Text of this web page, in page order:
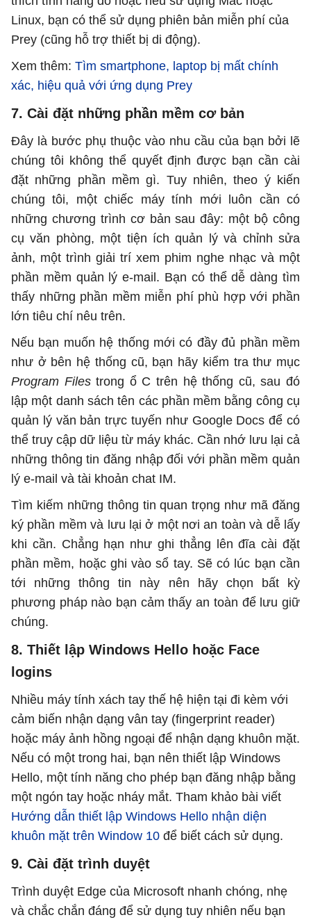
Linux, bạn có thể sử dụng phiên bản miễn phí của
Prey (cũng hỗ trợ thiết bị di động).
Xem thêm: Tìm smartphone, laptop bị mất chính
xác, hiệu quả với ứng dụng Prey
7. Cài đặt những phần mềm cơ bản
Đây là bước phụ thuộc vào nhu cầu của bạn bởi lẽ
chúng tôi không thể quyết định được bạn cần cài
đặt những phần mềm gì. Tuy nhiên, theo ý kiến
chúng tôi, một chiếc máy tính mới luôn cần có
những chương trình cơ bản sau đây: một bộ công
cụ văn phòng, một tiện ích quản lý và chỉnh sửa
ảnh, một trình giải trí xem phim nghe nhạc và một
phần mềm quản lý e-mail. Bạn có thể dễ dàng tìm
thấy những phần mềm miễn phí phù hợp với phần
lớn tiêu chí nêu trên.
Nếu bạn muốn hệ thống mới có đầy đủ phần mềm
như ở bên hệ thống cũ, bạn hãy kiểm tra thư mục
Program Filestrong ổ C trên hệ thống cũ, sau đó
lập một danh sách tên các phần mềm bằng công cụ
quản lý văn bản trực tuyến như Google Docs để có
thể truy cập dữ liệu từ máy khác. Cần nhớ lưu lại cả
những thông tin đăng nhập đối với phần mềm quản
lý e-mail và tài khoản chat IM.
Tìm kiếm những thông tin quan trọng như mã đăng
ký phần mềm và lưu lại ở một nơi an toàn và dễ lấy
khi cần. Chẳng hạn như ghi thẳng lên đĩa cài đặt
phần mềm, hoặc ghi vào sổ tay. Sẽ có lúc bạn cần
tới những thông tin này nên hãy chọn bất kỳ
phương pháp nào bạn cảm thấy an toàn để lưu giữ
chúng.
8. Thiết lập Windows Hello hoặc Face
logins
Nhiều máy tính xách tay thế hệ hiện tại đi kèm với
cảm biến nhận dạng vân tay (fingerprint reader)
hoặc máy ảnh hồng ngoại để nhận dạng khuôn mặt.
Nếu có một trong hai, bạn nên thiết lập Windows
Hello, một tính năng cho phép bạn đăng nhập bằng
một ngón tay hoặc nháy mắt. Tham khảo bài viết
Hướng dẫn thiết lập Windows Hello nhận diện
khuôn mặt trên Window 10 để biết cách sử dụng.
9. Cài đặt trình duyệt
Trình duyệt Edge của Microsoft nhanh chóng, nhẹ
và chắc chắn đáng để sử dụng tuy nhiên nếu bạn